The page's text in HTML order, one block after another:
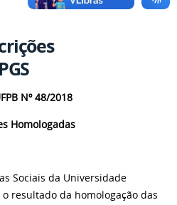
Nº 48/2018
Homologadas
Sociais da Universidade
resultado da homologação das